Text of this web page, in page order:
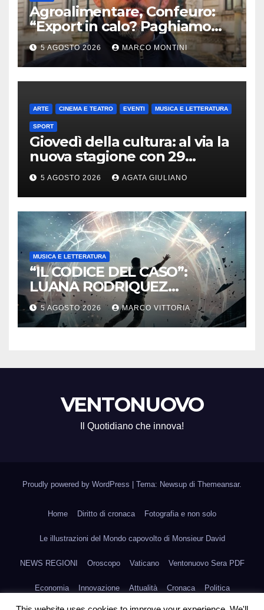
Agroalimentare, Confeuro:
“Export in calo? Paghiamo
prezzo accondiscendenza Ue
e Italia con Usa”
5 AGOSTO 2026 MARCO MONTINI
ARTE CINEMA E TEATRO EVENTI MUSICA E LETTERATURA
SPORT
Giovedì della cultura: al via la
nuova stagione con 29
appuntamenti da ottobre a
maggio
5 AGOSTO 2026 AGATA GIULIANO
MUSICA E LETTERATURA
“IL CODICE DEL CASO”:
LUANA RODRIQUEZ
ESORDISCE CON UN
THRILLER SUL CONFINE TRA
DESTINO E MANIPOLAZIONE
5 AGOSTO 2026 MARCO VITTORIA
VENTONUOVO
Il Quotidiano che innova!
Proudly powered by WordPress Tema: Newsup di Themeansar.
Home Diritto di cronaca Fotografia e non solo
Le illustrazioni del Mondo capovolto di Monsieur David
NEWS REGIONI Oroscopo Vaticano Ventonuovo Sera PDF
Economia Innovazione Attualità Cronaca Politica